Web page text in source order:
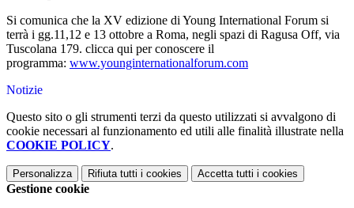
Si comunica che la XV edizione di Young International Forum si
terrà i gg.11,12 e 13 ottobre a Roma, negli spazi di Ragusa Off, via
Tuscolana 179. clicca qui per conoscere il
programma: www.younginternationalforum.com
Notizie
Questo sito o gli strumenti terzi da questo utilizzati si avvalgono di
cookie necessari al funzionamento ed utili alle finalità illustrate nella
COOKIE POLICY.
Personalizza Rifiuta tutti i cookies Accetta tutti i cookies
Gestione cookie